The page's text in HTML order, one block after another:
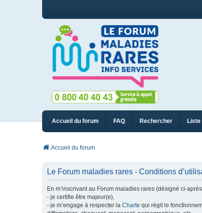
Accueil du forum FAQ Rechercher Liste
Accueil du forum
Le Forum maladies rares - Conditions
En m’inscrivant au Forum maladies rares (désigné ci-
- je certifie être majeur(e),
- je m’engage à respecter la Charte qui régit le